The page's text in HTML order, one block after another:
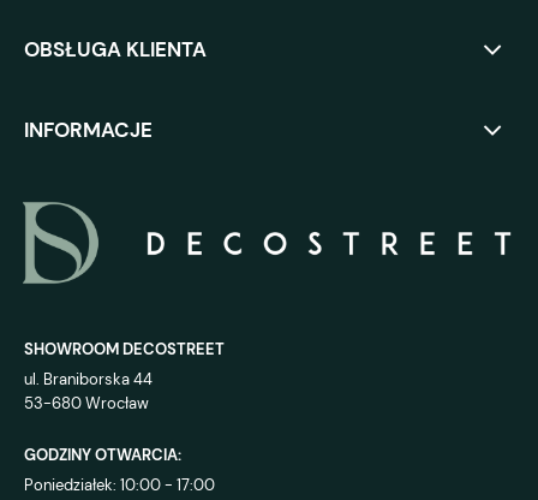
OBSŁUGA KLIENTA
INFORMACJE
SHOWROOM DECOSTREET
ul. Braniborska 44
53-680 Wrocław
GODZINY OTWARCIA:
Poniedziałek: 10:00 - 17:00